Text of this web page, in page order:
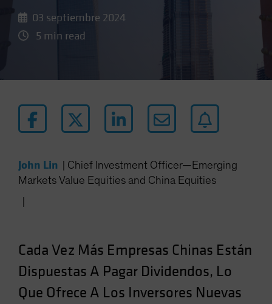
New Zealand
Norway
Poland
Portugal
Sweden
Switzerland
Taiwan - 台灣
03 septiembre 2024
5 min read
John Lin
Chief Investment Officer—Emerging
Markets Value Equities and China Equities
Cada Vez Más Empresas Chinas Están
Dispuestas A Pagar Dividendos, Lo
Que Ofrece A Los Inversores Nuevas